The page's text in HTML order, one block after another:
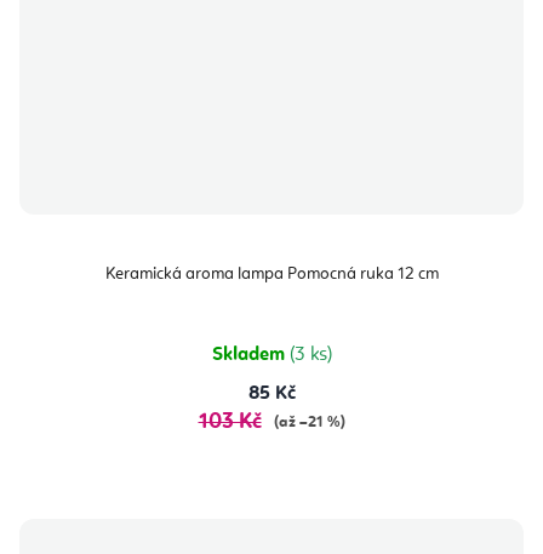
Keramická aroma lampa Pomocná ruka 12 cm
Skladem (3 ks)
85 Kč
103 Kč (až –21 %)